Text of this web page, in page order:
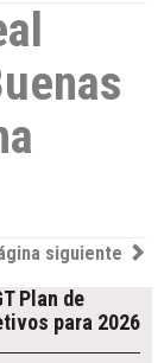
siguiente
Plan de
para 2026